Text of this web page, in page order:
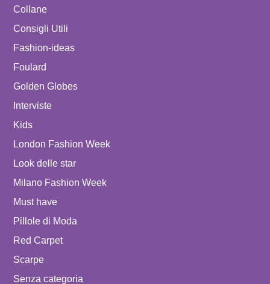
Collane
Consigli Utili
Fashion-ideas
Foulard
Golden Globes
Interviste
Kids
London Fashion Week
Look delle star
Milano Fashion Week
Must have
Pillole di Moda
Red Carpet
Scarpe
Senza categoria